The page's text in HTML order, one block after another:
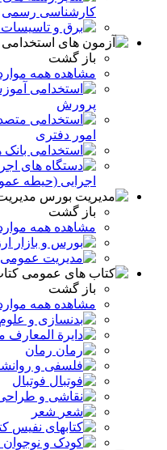
کارشناسی رسمی
باز گشت
مشاهده همه
پرورش
امور دفتری
اجرایی (حیطه
باز گشت
مشاهده همه
باز گشت
مشاهده همه
رمان
فوتبال
شعر